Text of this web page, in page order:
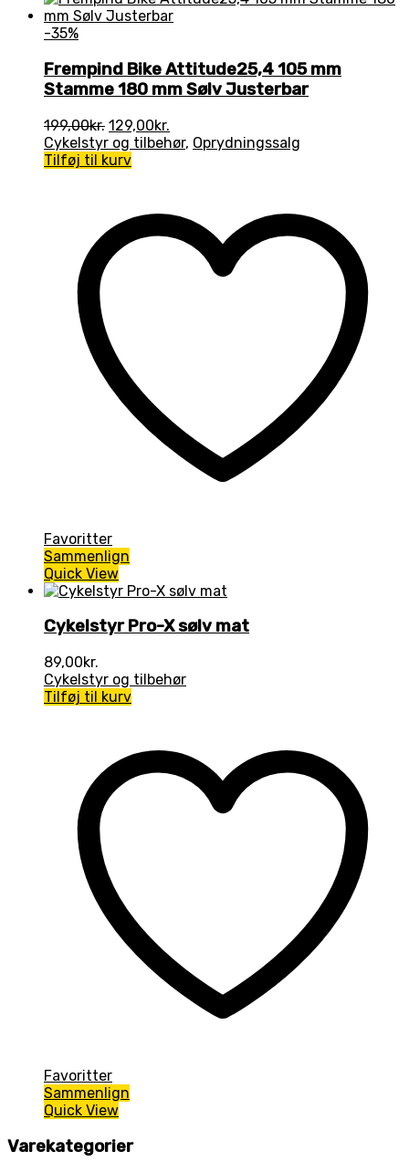
-35%
Frempind Bike Attitude25,4 105 mm
Stamme 180 mm Sølv Justerbar
199,00kr. Den
oprindelige
pris
129,00kr.
aktuelle
Cykelstyr og tilbehør, Oprydningssalg
Tilføj til kurv
Favoritter
Sammenlign
Quick View
Cykelstyr Pro-X sølv mat
89,00kr.
Cykelstyr og tilbehør
Tilføj til kurv
Favoritter
Sammenlign
Quick View
Varekategorier